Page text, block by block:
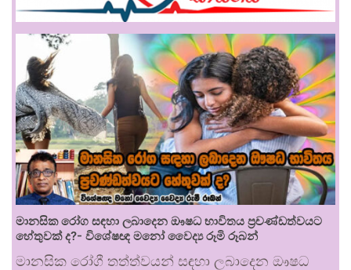
මානසික රෝග සඳහා ලබාදෙන ඖෂධ භාවිතය ප්‍රචණ්ඩත්වයට
හේතුවක් ද?- විශේෂඥ මනෝ වෛද්‍ය රූමි රූබන්
මානසික රෝගී තත්ත්වයන් සඳහා ලබාදෙන ඖෂධ